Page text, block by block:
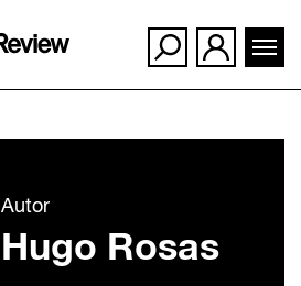
Autor
Hugo Rosas